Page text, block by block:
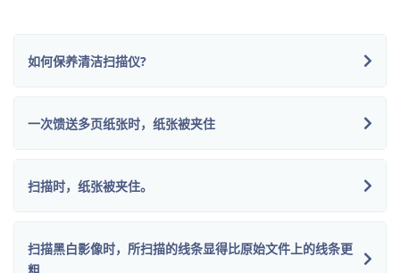
如何保养清洁扫描仪?
一次馈送多页纸张时，纸张被夹住
扫描时，纸张被夹住。
扫描黑白影像时，所扫描的线条显得比原始文件上的线条更